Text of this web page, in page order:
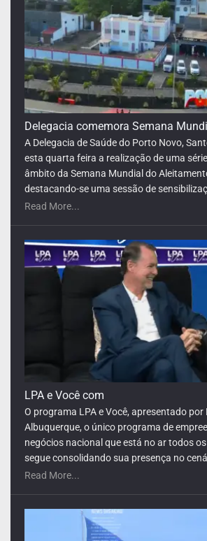
LPA e Você com
O programa LPA e Você, apresentado por
Albuquerque, o único programa de
negócios nacional que está no ar todos os
segue consolidando sua presença no
internacional de mídia e dá mais um
Read More...
Da Depressão à Liderança
Read More...